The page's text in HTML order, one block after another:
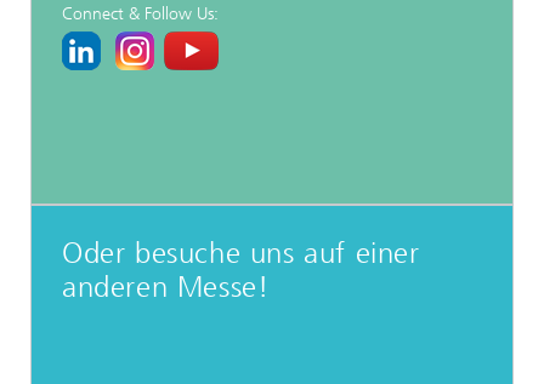
Connect & Follow Us:
Oder besuche uns auf einer
anderen Messe!